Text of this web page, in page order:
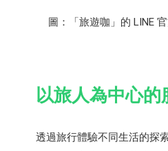
圖：「旅遊咖」的 LINE
以旅人為中心的
透過旅行體驗不同生活的探